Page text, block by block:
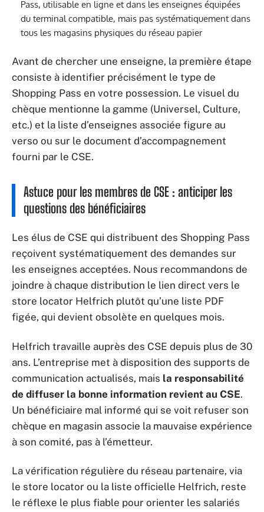
Pass, utilisable en ligne et dans les enseignes équipées
du terminal compatible, mais pas systématiquement dans
tous les magasins physiques du réseau papier
Avant de chercher une enseigne, la première étape
consiste à identifier précisément le type de
Shopping Pass en votre possession. Le visuel du
chèque mentionne la gamme (Universel, Culture,
etc.) et la liste d’enseignes associée figure au
verso ou sur le document d’accompagnement
fourni par le CSE.
Astuce pour les membres de CSE : anticiper les
questions des bénéficiaires
Les élus de CSE qui distribuent des Shopping Pass
reçoivent systématiquement des demandes sur
les enseignes acceptées. Nous recommandons de
joindre à chaque distribution le lien direct vers le
store locator Helfrich plutôt qu’une liste PDF
figée, qui devient obsolète en quelques mois.
Helfrich travaille auprès des CSE depuis plus de 30
ans. L’entreprise met à disposition des supports de
communication actualisés, mais la responsabilité
de diffuser la bonne information revient au CSE.
Un bénéficiaire mal informé qui se voit refuser son
chèque en magasin associe la mauvaise expérience
à son comité, pas à l’émetteur.
La vérification régulière du réseau partenaire, via
le store locator ou la liste officielle Helfrich, reste
le réflexe le plus fiable pour orienter les salariés